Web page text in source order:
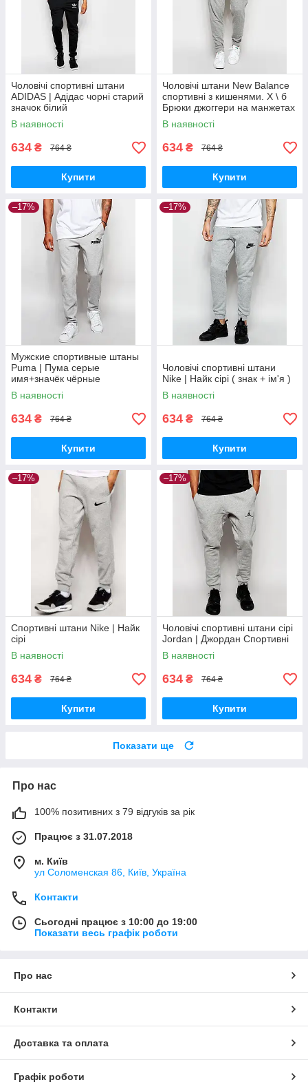
Чоловічі спортивні штани
ADIDAS | Адідас чорні старий
значок білий
В наявності
634 ₴ 764 ₴
Купити
Чоловічі штани New Balance
спортивні з кишенями. Х \ б
Брюки джоггери на манжетах
Нью Беланс сірі трикотажні
В наявності
634 ₴ 764 ₴
Купити
–17%
Мужские спортивные штаны
Puma | Пума серые
имя+значёк чёрные
В наявності
634 ₴ 764 ₴
Купити
–17%
Чоловічі спортивні штани
Nike | Найк сірі ( знак + ім'я )
В наявності
634 ₴ 764 ₴
Купити
–17%
Спортивні штани Nike | Найк
сірі
В наявності
634 ₴ 764 ₴
Купити
–17%
Чоловічі спортивні штани сірі
Jordan | Джордан Спортивні
В наявності
634 ₴ 764 ₴
Купити
Показати ще
Про нас
100% позитивних з 79 відгуків за рік
Працює з 31.07.2018
м. Київ
ул Соломенская 86, Київ, Україна
Контакти
Сьогодні працює з 10:00 до 19:00
Показати весь графік роботи
Про нас
Контакти
Доставка та оплата
Графік роботи